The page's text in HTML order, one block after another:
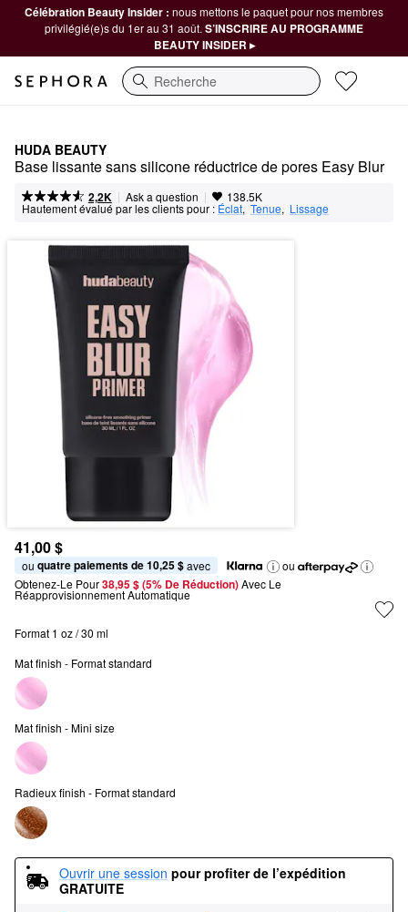
Célébration Beauty Insider : nous mettons le paquet pour nos membres
privilégié(e)s du 1er au 31 août. S’INSCRIRE AU PROGRAMME
BEAUTY INSIDER ▸
Recherche
HUDA BEAUTY
Base lissante sans silicone réductrice de pores Easy Blur
2,2K | Ask a question | 138.5K
Hautement évalué par les clients pour : Éclat, Tenue, Lissage
41,00 $
ou quatre paiements de 10,25 $ avec
ou
Obtenez-Le Pour38,95 $ (5% De Réduction) Avec Le
Réapprovisionnement Automatique
Format 1 oz / 30 ml
Mat finish - Format standard
Mat finish - Mini size
Radieux finish - Format standard
Ouvrir une session pour profiter de l’expédition
GRATUITE